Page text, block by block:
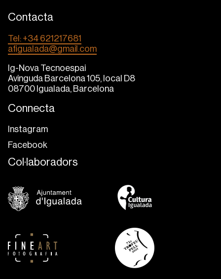
Contacta
Tel: +34 621217681
afigualada@gmail.com
Ig-Nova Tecnoespai
Avinguda Barcelona 105, local D8
08700 Igualada, Barcelona
Connecta
Instagram
Facebook
Col·laboradors